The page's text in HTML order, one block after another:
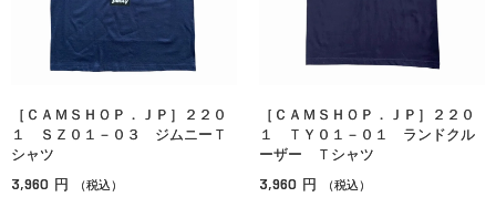
［ＣＡＭＳＨＯＰ．ＪＰ］２２０
１ ＳＺ０１－０３ ジムニーＴ
シャツ
3,960 円 （税込）
［ＣＡＭＳＨＯＰ．ＪＰ］２２０
１ ＴＹ０１－０１ ランドクル
ーザー Ｔシャツ
3,960 円 （税込）